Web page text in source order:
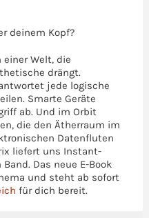
deinem Kopf?
Welt, die
drängt.
jede logische
Smarte Geräte
ab. Und im Orbit
die den Ätherraum im
Datenfluten
liefert uns Instant-
Das neue E-Book
und steht ab sofort
für dich bereit.